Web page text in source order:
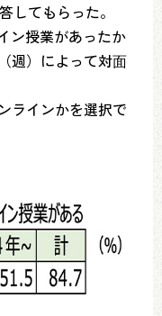
してもらった。
ン授業があったか
週）によって対⾯
ラインかを選択で